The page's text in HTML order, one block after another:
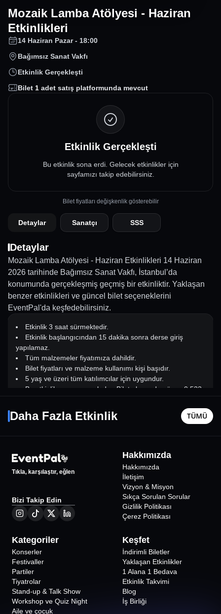
Mozaik Lamba Atölyesi - Haziran
Etkinlikleri
14 Haziran Pazar - 18:00
Bağımsız Sanat Vakfı
Etkinlik Gerçekleşti
Bilet 1 adet satış platformunda mevcut
Etkinlik Gerçekleşti
Bu etkinlik sona erdi. Gelecek etkinlikler için
sayfamızı takip edebilirsiniz.
Bilet fiyatları değişkenlik gösterebilir
Detaylar Sanatçı SSS
Detaylar
Mozaik Lamba Atölyesi - Haziran Etkinlikleri 14 Haziran
2026 tarihinde Bağımsız Sanat Vakfı, İstanbul’da
konumunda gerçekleşmiş geçmiş bir etkinliktir. Yaklaşan
benzer etkinlikleri ve güncel bilet seçeneklerini
EventPal'da keşfedebilirsiniz.
Etkinlik 3 saat sürmektedir.
Etkinlik başlangıcından 15 dakika sonra derse giriş
yapılamaz.
Tüm malzemeler fiyatımıza dahildir.
Bilet fiyatları ve malzeme kullanımı kişi başıdır.
5 yaş ve üzeri tüm katılımcılar için uygundur.
Bu etkinlik rezervasyonludur. Bilet alınmadan önce 0 533
Daha Fazla Etkinlik TÜMÜ
İstanbul
Kadıköy Eğitim Sahnesi
29
İstanbul
Tıkla, karşılaştır, eğlen
Bizi Takip Edin
Hakkımızda
Hakkımızda
İletişim
Vizyon & Misyon
Sıkça Sorulan Sorular
Gizlilik Politikası
Çerez Politikası
Kategoriler
Konserler
Festivaller
Partiler
Tiyatrolar
Stand-up & Talk Show
Workshop ve Quiz Night
Aile ve çocuk
Keşfet
İndirimli Biletler
Yaklaşan Etkinlikler
1 Alana 1 Bedava
Etkinlik Takvimi
Blog
İş Birliği